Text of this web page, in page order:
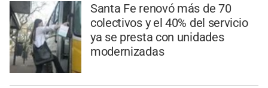
Santa Fe renovó más de 70
colectivos y el 40% del servicio
ya se presta con unidades
modernizadas